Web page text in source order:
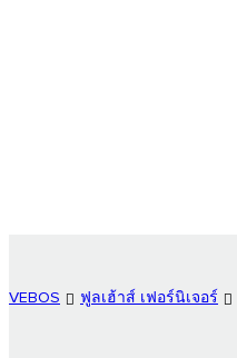
VEBOS ฟูลเฮ้าส์ เฟอร์นิเจอร์